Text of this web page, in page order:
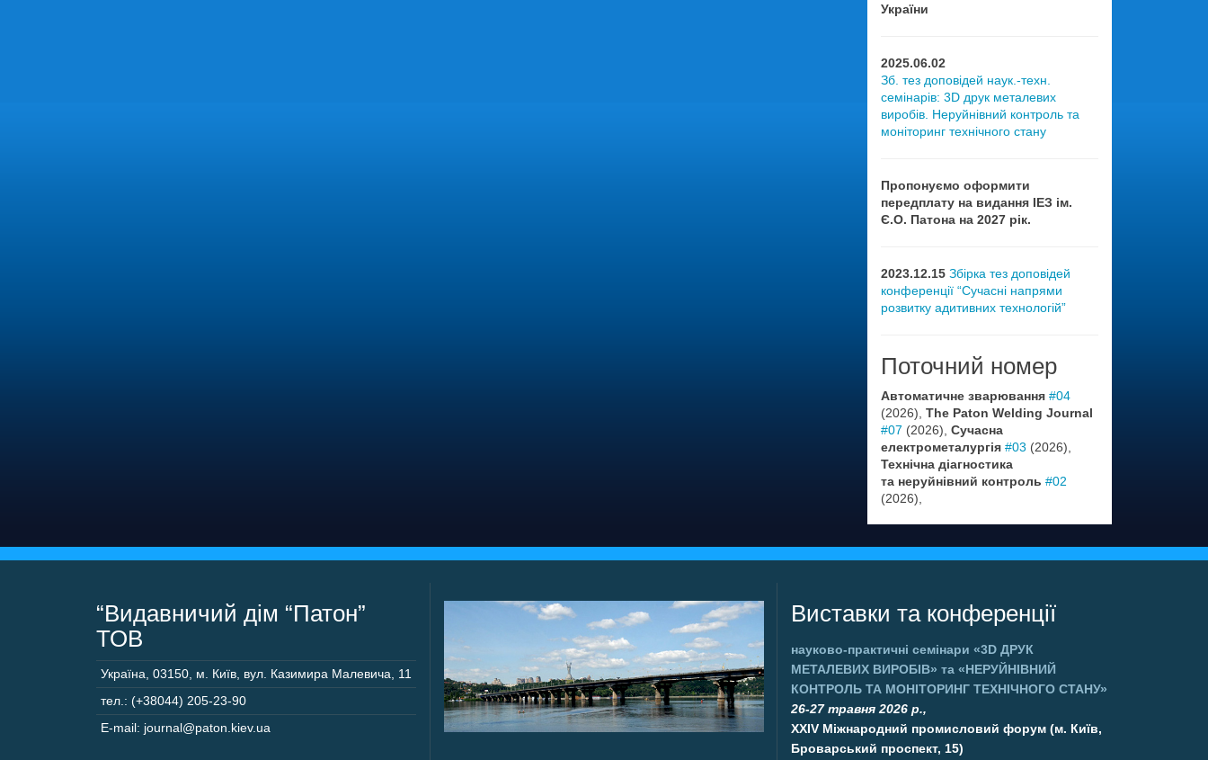
України
2025.06.02
Зб. тез доповідей наук.-техн.
семінарів: 3D друк металевих
виробів. Неруйнівний контроль та
моніторинг технічного стану
Пропонуємо оформити
передплату на видання ІЕЗ ім.
Є.О. Патона на 2027 рік.
2023.12.15 Збірка тез доповідей
конференції “Сучасні напрями
розвитку адитивних технологій”
Поточний номер
Автоматичне зварювання #04
(2026), The Paton Welding Journal
#07 (2026), Сучасна
електрометалургія #03 (2026),
Технічна діагностика
та неруйнівний контроль #02
(2026),
“Видавничий дім “Патон”
ТОВ
Україна 03150 м. Київ, вул. Казимира Малевича, 11
тел.: (+38044) 205-23-90
E-mail: journal@paton.kiev.ua
Виставки та конференції
науково-практичні семінари«3D ДРУК
МЕТАЛЕВИХ ВИРОБІВ» та«НЕРУЙНІВНИЙ
КОНТРОЛЬ ТА МОНІТОРИНГ ТЕХНІЧНОГО СТАНУ»
26-27 травня 2026 р.,
XXIV Міжнародний промисловий форум (м. Київ,
Броварський проспект, 15)